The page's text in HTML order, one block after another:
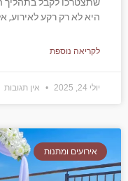
היא לא רק רקע לאירוע,
לקריאה נוספת
יולי 24, 2025 אין תגובות
אירועים ומתנות